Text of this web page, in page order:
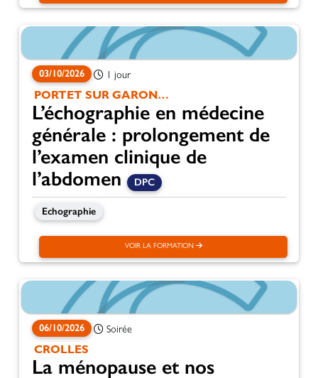
03/10/2026 1 jour
PORTET SUR GARONNE
L’échographie en médecine
générale : prolongement de
l’examen clinique de
l’abdomen
DPC
Echographie
VOIR LA FORMATION
06/10/2026 Soirée
CROLLES
La ménopause et nos